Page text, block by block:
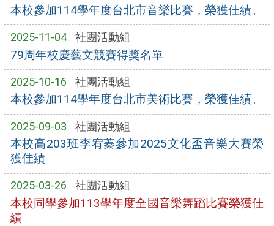
本校參加114學年度台北市音樂比賽，榮獲佳績。
2025-11-04 社團活動組
79周年校慶藝文競賽得獎名單
2025-10-16 社團活動組
本校參加114學年度台北市美術比賽，榮獲佳績。
2025-09-03 社團活動組
本校高203班李宥蓁參加2025文化盃音樂大賽榮
獲佳績
2025-03-26 社團活動組
本校同學參加113學年度全國音樂舞蹈比賽榮獲佳
績